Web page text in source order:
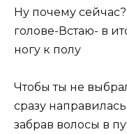
Ну почему
голове-Встаю- в
ногу к полу
Чтобы ты не
сразу
забрав волосы в